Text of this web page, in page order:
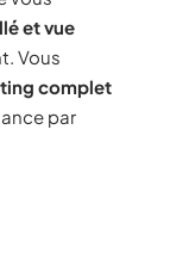
et vue
Vous
complet
par